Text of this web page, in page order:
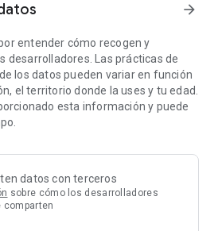
personalizadas
con mensajes de audio y
y en cualquier momento con
Workspace como Gmail, Calendar,
con chips inteligentes para
arrow_forward
entender cómo recogen y
desarrolladores. Las prácticas de
los datos pueden variar en función
el territorio donde la uses y tu edad.
esta información y puede
datos con terceros
sobre cómo los desarrolladores
comparten